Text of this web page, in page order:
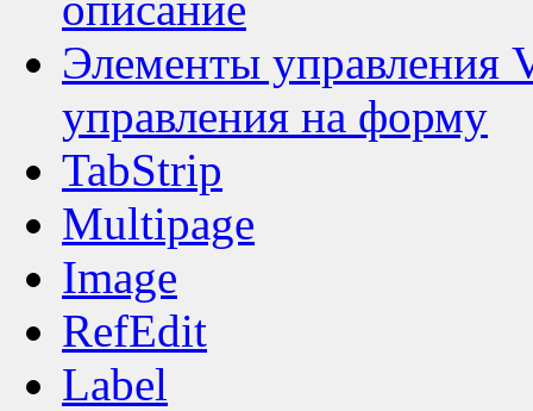
Элементы управления
управления на форму
TabStrip
Multipage
Image
RefEdit
Label